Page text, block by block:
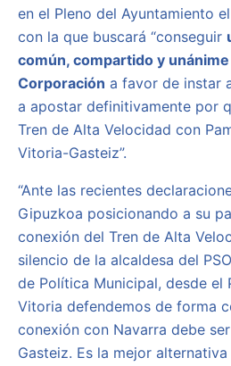
en el Pleno del Ayuntamiento
con la que buscará “conseguir
común, compartido y
Corporación a favor de instar
a apostar definitivamente por
Tren de Alta Velocidad con
Vitoria-Gasteiz”.
“Ante las recientes
Gipuzkoa posicionando a su
conexión del Tren de Alta
silencio de la alcaldesa del
de Política Municipal, desde el
Vitoria defendemos de forma
conexión con Navarra debe
Gasteiz. Es la mejor